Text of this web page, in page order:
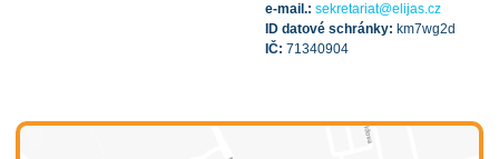
e-mail.: sekretariat@elijas.cz
ID datové schránky: km7wg2d
IČ: 71340904